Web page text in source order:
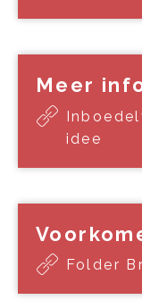
Meer
idee
Folder